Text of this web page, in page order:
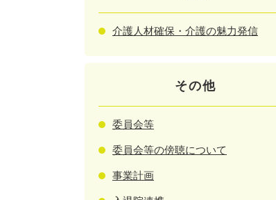
介護人材確保・介護の魅力発信
その他
委員会等
委員会等の傍聴について
事業計画